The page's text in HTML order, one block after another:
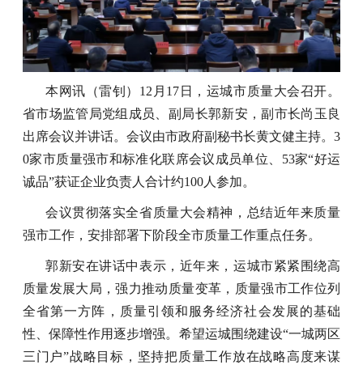
本网讯（雷钊）12月17日，运城市质量大会召开。
省市场监管局党组成员、副局长郭新安，副市长尚玉良
出席会议并讲话。会议由市政府副秘书长黄文健主持。3
0家市质量强市和标准化联席会议成员单位、53家“好运
诚品”获证企业负责人合计约100人参加。
会议贯彻落实全省质量大会精神，总结近年来质量
强市工作，安排部署下阶段全市质量工作重点任务。
郭新安在讲话中表示，近年来，运城市紧紧围绕高
质量发展大局，强力推动质量变革，质量强市工作位列
全省第一方阵，质量引领和服务经济社会发展的基础
性、保障性作用逐步增强。希望运城围绕建设“一城两区
三门户”战略目标，坚持把质量工作放在战略高度来谋